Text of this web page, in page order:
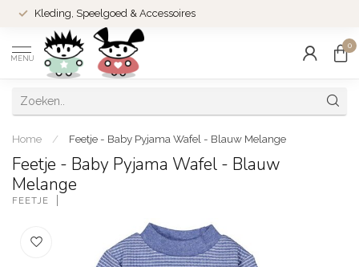
Kleding, Speelgoed & Accessoires
MENU
0
Home / Feetje - Baby Pyjama Wafel - Blauw Melange
Feetje - Baby Pyjama Wafel - Blauw
Melange
FEETJE